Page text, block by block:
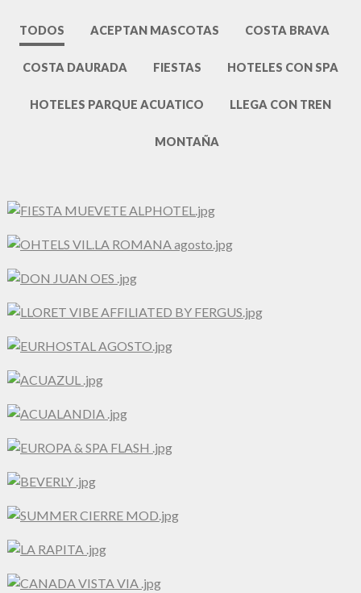
TODOS ACEPTAN MASCOTAS COSTA BRAVA
COSTA DAURADA FIESTAS HOTELES CON SPA
HOTELES PARQUE ACUATICO LLEGA CON TREN
MONTAÑA